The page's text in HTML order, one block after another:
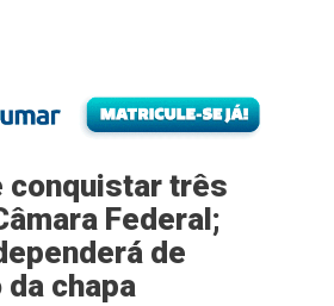
conquistar três
Federal;
de
chapa